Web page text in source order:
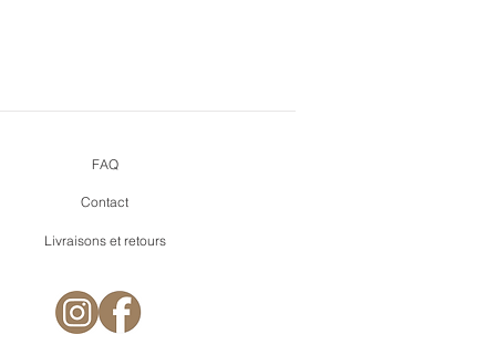
FAQ
Contact
Livraisons et retours